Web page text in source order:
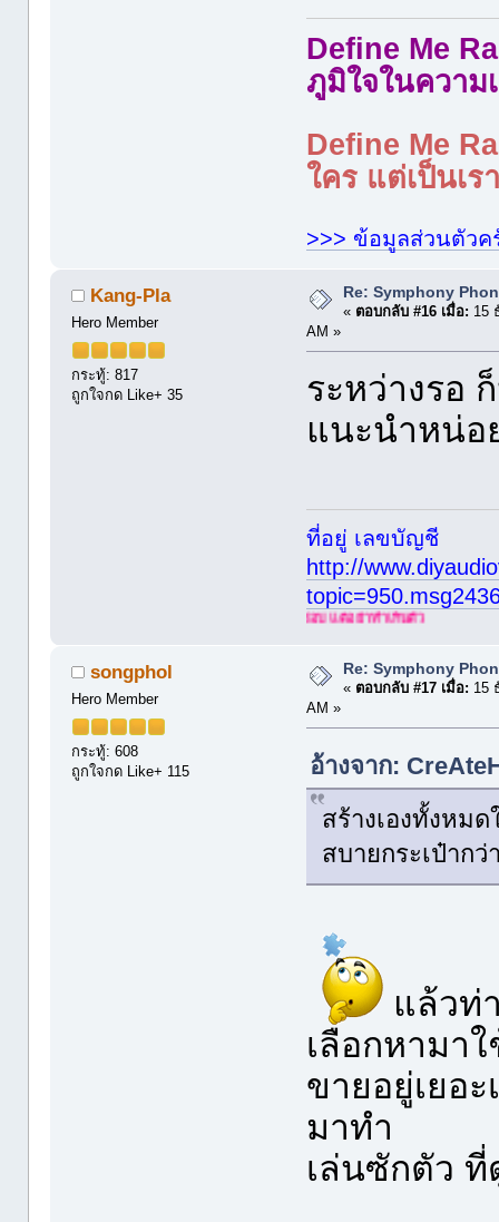
Define Me
ภูมิใจในความ
Define Me
ใคร แต่เป็นเ
>>> ข้อมูลส่วนตัวค
Kang-Pla
Hero Member
กระทู้: 817
ถูกใจกด Like+ 35
Re: Symphony
« ตอบกลับ #16 เมื่อ: 15
AM »
ระหว่างรอ
แนะนำหน่อ
ที่อยู่ เลขบัญชี
http://
ทำทุกอยากที่ชอบ แต่อย่าทำเกินตัว
songphol
Hero Member
กระทู้: 608
ถูกใจกด Like+ 115
Re: Symphony
« ตอบกลับ #17 เมื่อ: 15
AM »
อ้างจาก:
สร้างเองทั้งหม
สบายกระเป๋าก
แล้วท่
เลือกหามา
ขายอยู่เยอ
มาทำ
เล่นซักตัว